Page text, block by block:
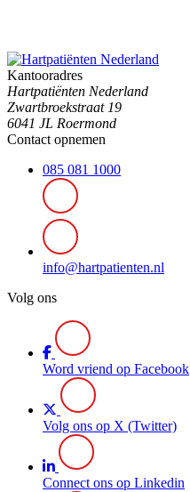
Kantooradres
Hartpatiënten Nederland
Zwartbroekstraat 19
6041 JL Roermond
Contact opnemen
085 081 1000
info@hartpatienten.nl
Volg ons
Word vriend op Facebook
Volg ons op X (Twitter)
Connect ons op Linkedin